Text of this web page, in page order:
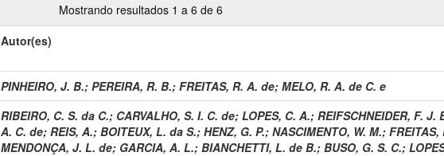
Mostrando resultados 1 a 6 de 6
Autor(es)
PINHEIRO, J. B.; PEREIRA, R. B.; FREITAS, R. A. de; MELO, R. A. de C. e
RIBEIRO, C. S. da C.; CARVALHO, S. I. C. de; LOPES, C. A.; REIFSCHNEIDER, F. J.
A. C. de; REIS, A.; BOITEUX, L. da S.; HENZ, G. P.; NASCIMENTO, W. M.; FREITAS,
MENDONÇA, J. L. de; GARCIA, A. L.; BIANCHETTI, L. de B.; BUSO, G. S. C.;